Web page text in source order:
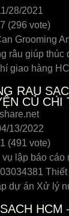
28/2021
(296 vote)
Grooming
râu giúp thúc
giao hàng
RAU
CỦ CHI
13/2022
(491 vote)
vụ lập báo
dự án Xử lý
HCM